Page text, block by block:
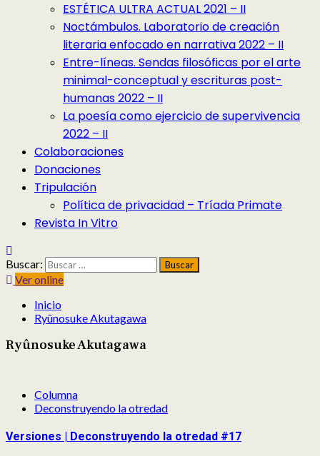
ESTÉTICA ULTRA ACTUAL 2021 – II
Noctámbulos. Laboratorio de creación
literaria enfocado en narrativa 2022 – II
Entre-líneas. Sendas filosóficas por el arte
minimal-conceptual y escrituras post-
humanas 2022 – II
La poesía como ejercicio de supervivencia
2022 – II
Colaboraciones
Donaciones
Tripulación
Política de privacidad – Tríada Primate
Revista In Vitro
Buscar:
Ver online
Inicio
Ryûnosuke Akutagawa
Ryûnosuke Akutagawa
Columna
Deconstruyendo la otredad
Versiones | Deconstruyendo la otredad #17